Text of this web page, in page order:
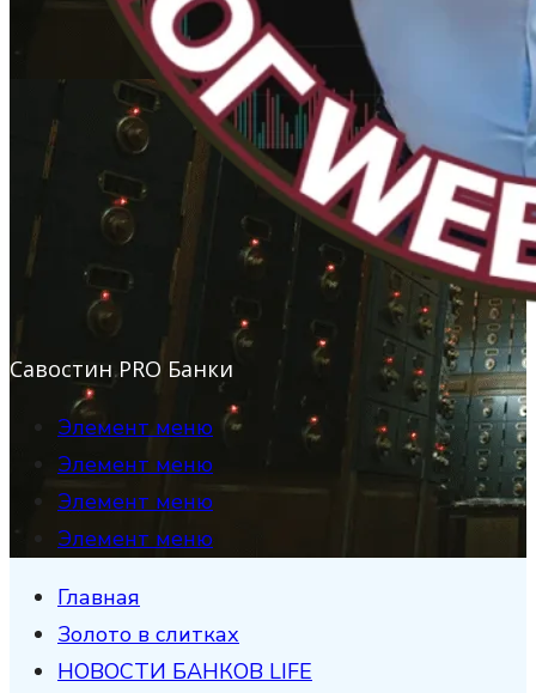
Савостин PRO Банки
Элемент меню
Элемент меню
Элемент меню
Элемент меню
Главная
Золото в слитках
НОВОСТИ БАНКОВ LIFE